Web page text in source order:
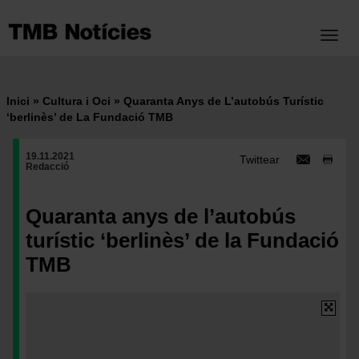
contingut
Fil
d'ariadna
Inici Cultura i Oci
Quaranta Anys de L’autobús Turístic
‘berlinès’ de La Fundació TMB
Twittear
19.11.2021
Redacció
Quaranta anys de l’autobús
turístic ‘berlinès’ de la Fundació
TMB